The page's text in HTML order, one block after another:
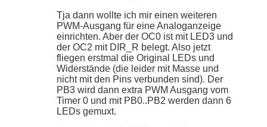
Tja dann wollte ich mir einen weiteren
PWM-Ausgang für eine Analoganzeige
einrichten. Aber der OC0 ist mit LED3 und
der OC2 mit DIR_R belegt. Also jetzt
fliegen erstmal die Original LEDs und
Widerstände (die leider mit Masse und
nicht mit den Pins verbunden sind). Der
PB3 wird dann extra PWM Ausgang vom
Timer 0 und mit PB0..PB2 werden dann 6
LEDs gemuxt.